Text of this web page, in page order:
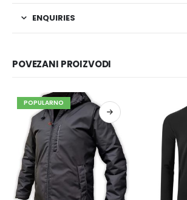
ENQUIRIES
POVEZANI PROIZVODI
POPULARNO